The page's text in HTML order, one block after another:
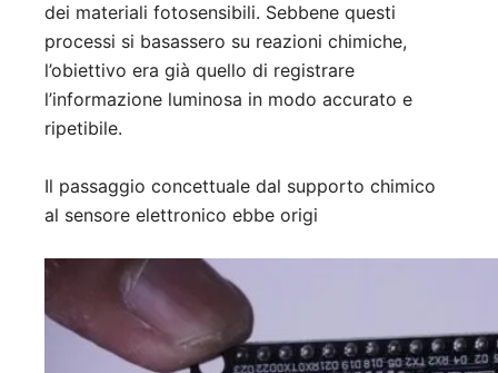
dei materiali fotosensibili. Sebbene questi
processi si basassero su reazioni chimiche,
l’obiettivo era già quello di registrare
l’informazione luminosa in modo accurato e
ripetibile.
Il passaggio concettuale dal supporto chimico
al sensore elettronico ebbe origi